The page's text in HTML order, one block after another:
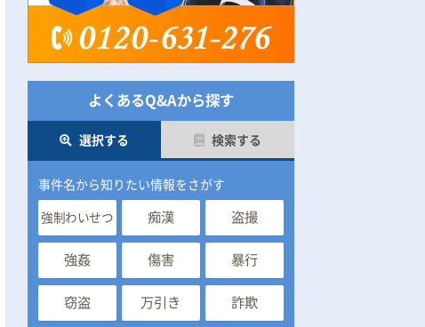
よくあるQ&Aから探す
選択する 検索する
事件名から知りたい情報をさがす
強制わいせつ 痴漢 盗撮
強姦 傷害 暴行
窃盗 万引き 詐欺